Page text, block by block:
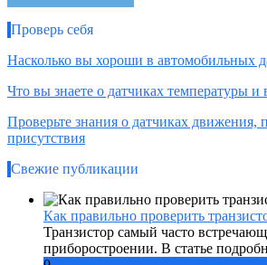
Проверь себя
Насколько вы хороши в автомобильных
Что вы знаете о датчиках температуры и
Проверьте знания о датчиках движения,
присутствия
Свежие публикации
Как правильно проверить
Транзистор самый часто
приборостроении. В статье